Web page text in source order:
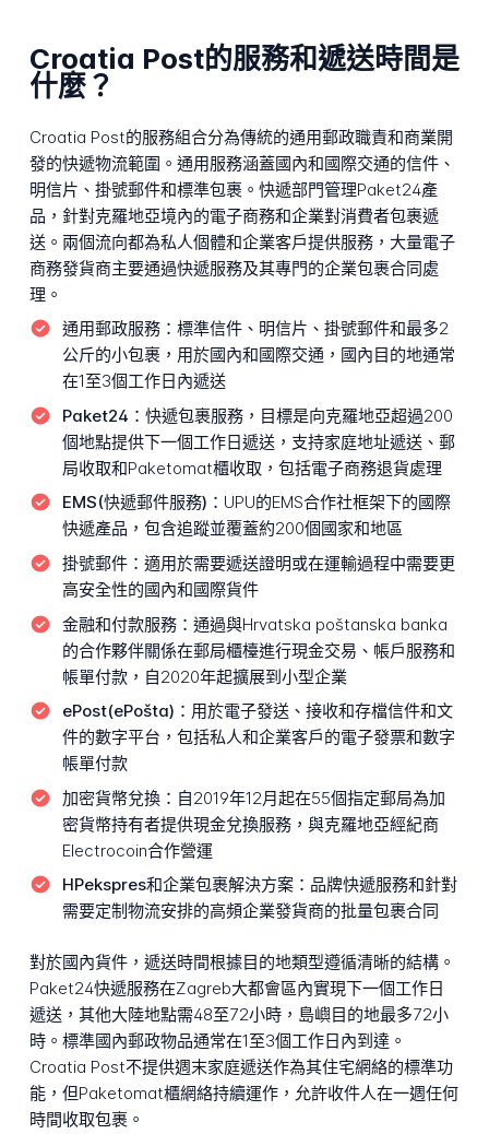
Croatia Post的服務和遞送時間是
什麼？
Croatia Post的服務組合分為傳統的通用郵政職責和商業開
發的快遞物流範圍。通用服務涵蓋國內和國際交通的信件、
明信片、掛號郵件和標準包裹。快遞部門管理Paket24產
品，針對克羅地亞境內的電子商務和企業對消費者包裹遞
送。兩個流向都為私人個體和企業客戶提供服務，大量電子
商務發貨商主要通過快遞服務及其專門的企業包裹合同處
理。
通用郵政服務： 標準信件、明信片、掛號郵件和最多2
公斤的小包裹，用於國內和國際交通，國內目的地通常
在1至3個工作日內遞送
Paket24： 快遞包裹服務，目標是向克羅地亞超過200
個地點提供下一個工作日遞送，支持家庭地址遞送、郵
局收取和Paketomat櫃收取，包括電子商務退貨處理
EMS(快遞郵件服務)： UPU的EMS合作社框架下的國際
快遞產品，包含追蹤並覆蓋約200個國家和地區
掛號郵件： 適用於需要遞送證明或在運輸過程中需要更
高安全性的國內和國際貨件
金融和付款服務： 通過與Hrvatska poštanska banka
的合作夥伴關係在郵局櫃檯進行現金交易、帳戶服務和
帳單付款，自2020年起擴展到小型企業
ePost(ePošta)： 用於電子發送、接收和存檔信件和文
件的數字平台，包括私人和企業客戶的電子發票和數字
帳單付款
加密貨幣兌換： 自2019年12月起在55個指定郵局為加
密貨幣持有者提供現金兌換服務，與克羅地亞經紀商
Electrocoin合作營運
HPekspres和企業包裹解決方案： 品牌快遞服務和針對
需要定制物流安排的高頻企業發貨商的批量包裹合同
對於國內貨件，遞送時間根據目的地類型遵循清晰的結構。
Paket24快遞服務在Zagreb大都會區內實現下一個工作日
遞送，其他大陸地點需48至72小時，島嶼目的地最多72小
時。標準國內郵政物品通常在1至3個工作日內到達。
Croatia Post不提供週末家庭遞送作為其住宅網絡的標準功
能，但Paketomat櫃網絡持續運作，允許收件人在一週任何
時間收取包裹。